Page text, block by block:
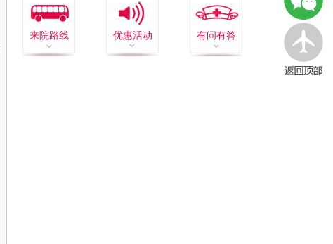
来院路线 优惠活动 有问有答